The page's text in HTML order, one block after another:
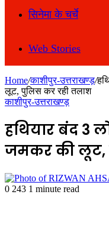
सिनेमा के चर्चे
Web Stories
Home/काशीपुर-उत्तराखण्ड़/
लूट, पुलिस कर रही तलाश
काशीपुर-उत्तराखण्ड़
हथियार बंद 3
जमकर की लूट,
0 243 1 minute read